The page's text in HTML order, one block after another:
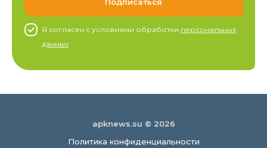
Я согласен c условиями обработки персональных
данных
apknews.su © 2026
Политика конфиденциальности